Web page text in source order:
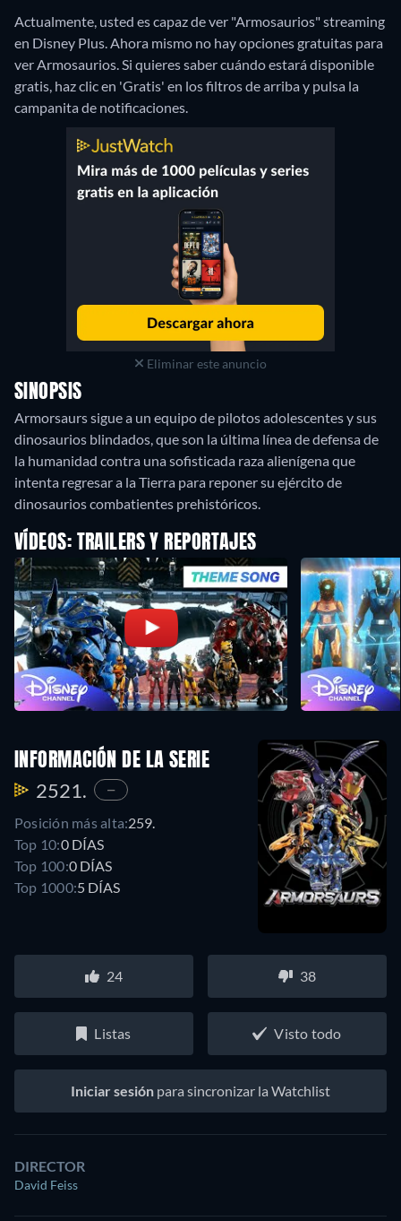
Actualmente, usted es capaz de ver "Armosaurios" streaming
en Disney Plus. Ahora mismo no hay opciones gratuitas para
ver Armosaurios. Si quieres saber cuándo estará disponible
gratis, haz clic en 'Gratis' en los filtros de arriba y pulsa la
campanita de notificaciones.
Eliminar este anuncio
SINOPSIS
Armorsaurs sigue a un equipo de pilotos adolescentes y sus
dinosaurios blindados, que son la última línea de defensa de
la humanidad contra una sofisticada raza alienígena que
intenta regresar a la Tierra para reponer su ejército de
dinosaurios combatientes prehistóricos.
VÍDEOS: TRAILERS Y REPORTAJES
INFORMACIÓN DE LA SERIE
2521. —
Posición más alta:259.
Top 10:0 DÍAS
Top 100:0 DÍAS
Top 1000:5 DÍAS
24 38
Listas Visto todo
Iniciar sesión para sincronizar la Watchlist
DIRECTOR
David Feiss